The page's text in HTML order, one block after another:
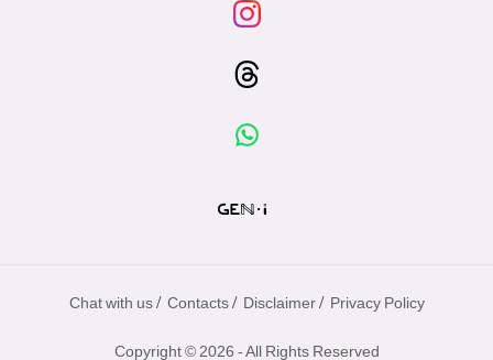
Chat with us / Contacts / Disclaimer / Privacy Policy
Copyright © 2026 - All Rights Reserved